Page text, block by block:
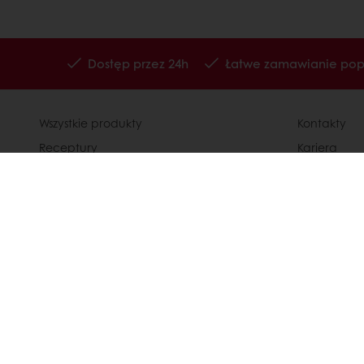
Dostęp przez 24h Łatwe zamawianie
Wszystkie produkty
Receptury
Kontakty
Kariera